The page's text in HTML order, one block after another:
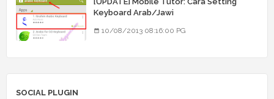
Keyboard Arab/Jawi
10/08/2013 08:16:00 PG
SOCIAL PLUGIN